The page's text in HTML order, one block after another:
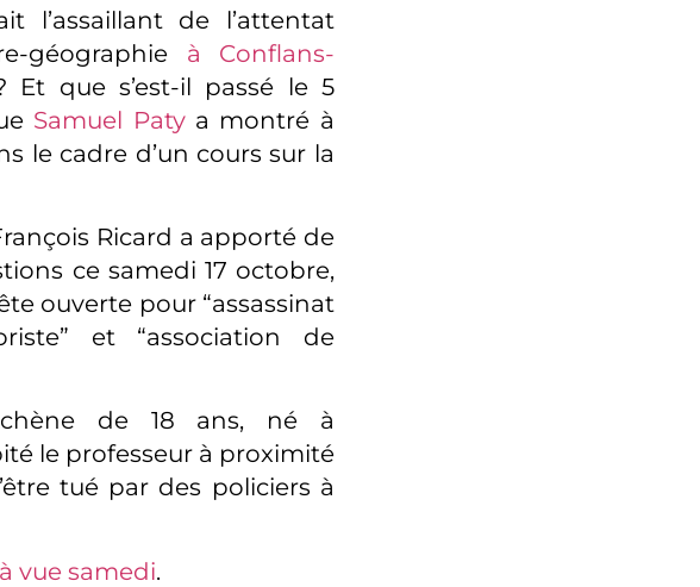
l’assaillant de l’attentat
géographie à Conflans-
Et que s’est-il passé le 5
Samuel Patya montré à
le cadre d’un cours sur la
Ricard a apporté de
ce samedi 17 octobre,
ouverte pour “assassinat
et “association de
de 18 ans, né à
le professeur à proximité
tué par des policiers à
vue samedi.